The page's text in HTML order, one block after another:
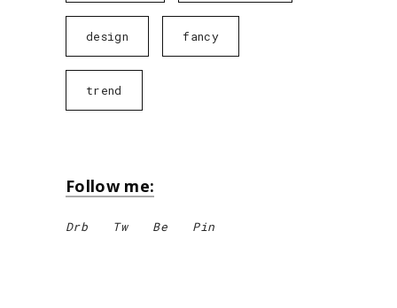
design fancy
trend
Follow me:
Drb Tw Be Pin